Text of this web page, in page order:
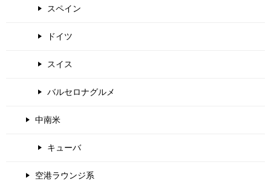
スペイン
ドイツ
スイス
バルセロナグルメ
中南米
キューバ
空港ラウンジ系